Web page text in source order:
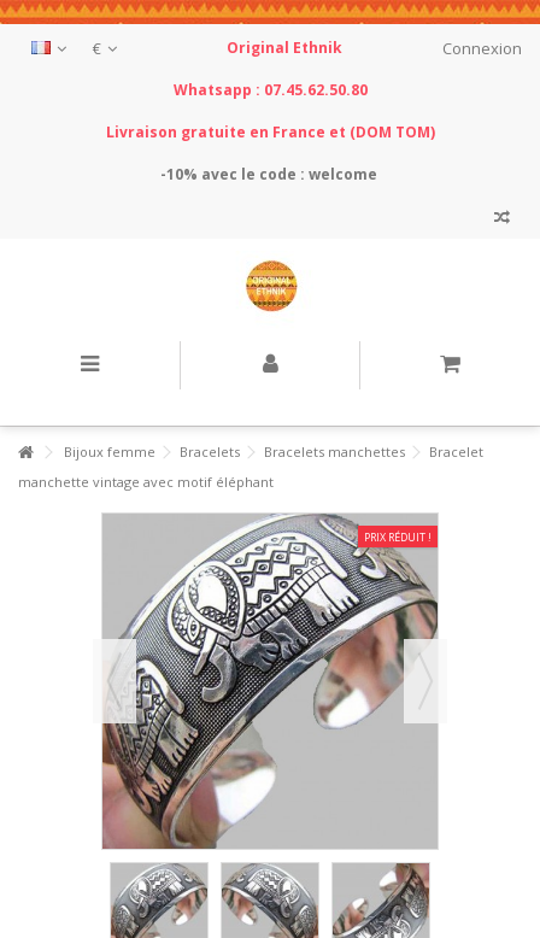
€ Connexion
Original Ethnik
Whatsapp : 07.45.62.50.80
Livraison gratuite en France et (DOM TOM)
-10% avec le code : welcome
Bijoux femme Bracelets Bracelets manchettes
Bracelet
manchette vintage avec motif éléphant
PRIX RÉDUIT !